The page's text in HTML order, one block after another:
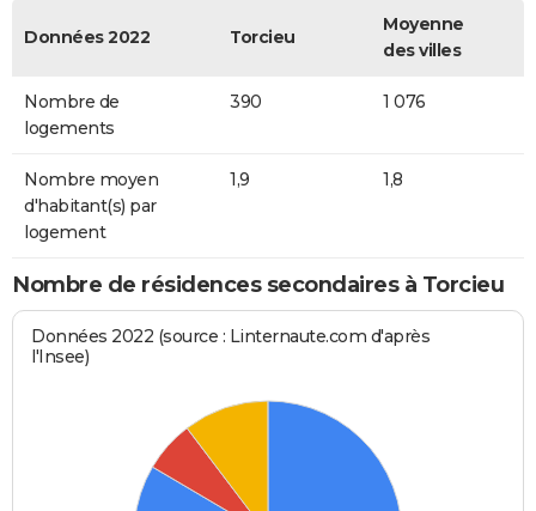
Données 2022 Torcieu
Moyenne
des villes
Nombre de
logements
390 1 076
Nombre moyen
d'habitant(s) par
logement
1,9 1,8
Nombre de résidences secondaires à Torcieu
Données 2022 (source : Linternaute.com d'après
l'Insee)